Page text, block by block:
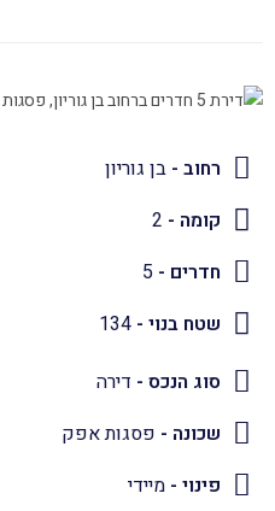
רחוב - בן גוריון
קומה - 2
חדרים - 5
שטח בנוי - 134
סוג הנכס - דירה
שכונה - פסגות אפק
פינוי - מיידי